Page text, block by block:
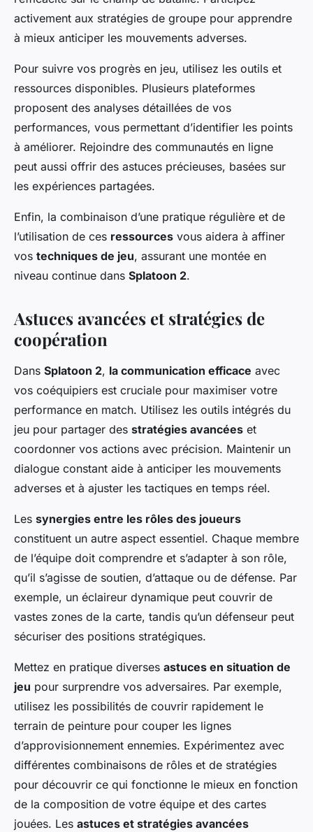
activement aux stratégies de groupe pour apprendre
à mieux anticiper les mouvements adverses.
Pour suivre vos progrès en jeu, utilisez les outils et
ressources disponibles. Plusieurs plateformes
proposent des analyses détaillées de vos
performances, vous permettant d’identifier les points
à améliorer. Rejoindre des communautés en ligne
peut aussi offrir des astuces précieuses, basées sur
les expériences partagées.
Enfin, la combinaison d’une pratique régulière et de
l’utilisation de ces ressources vous aidera à affiner
vos techniques de jeu, assurant une montée en
niveau continue dans Splatoon 2.
Astuces avancées et stratégies de
coopération
Dans Splatoon 2, la communication efficace avec
vos coéquipiers est cruciale pour maximiser votre
performance en match. Utilisez les outils intégrés du
jeu pour partager des stratégies avancées et
coordonner vos actions avec précision. Maintenir un
dialogue constant aide à anticiper les mouvements
adverses et à ajuster les tactiques en temps réel.
Les synergies entre les rôles des joueurs
constituent un autre aspect essentiel. Chaque membre
de l’équipe doit comprendre et s’adapter à son rôle,
qu’il s’agisse de soutien, d’attaque ou de défense. Par
exemple, un éclaireur dynamique peut couvrir de
vastes zones de la carte, tandis qu’un défenseur peut
sécuriser des positions stratégiques.
Mettez en pratique diverses astuces en situation de
jeu pour surprendre vos adversaires. Par exemple,
utilisez les possibilités de couvrir rapidement le
terrain de peinture pour couper les lignes
d’approvisionnement ennemies. Expérimentez avec
différentes combinaisons de rôles et de stratégies
pour découvrir ce qui fonctionne le mieux en fonction
de la composition de votre équipe et des cartes
jouées. Les astuces et stratégies avancées